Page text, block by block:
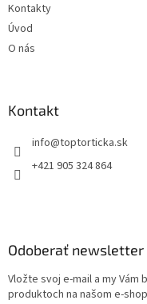
Kontakty
Úvod
O nás
Kontakt
+421 905 324 864
Odoberať newsletter
Vložte svoj e-mail a my
produktoch na našom e-